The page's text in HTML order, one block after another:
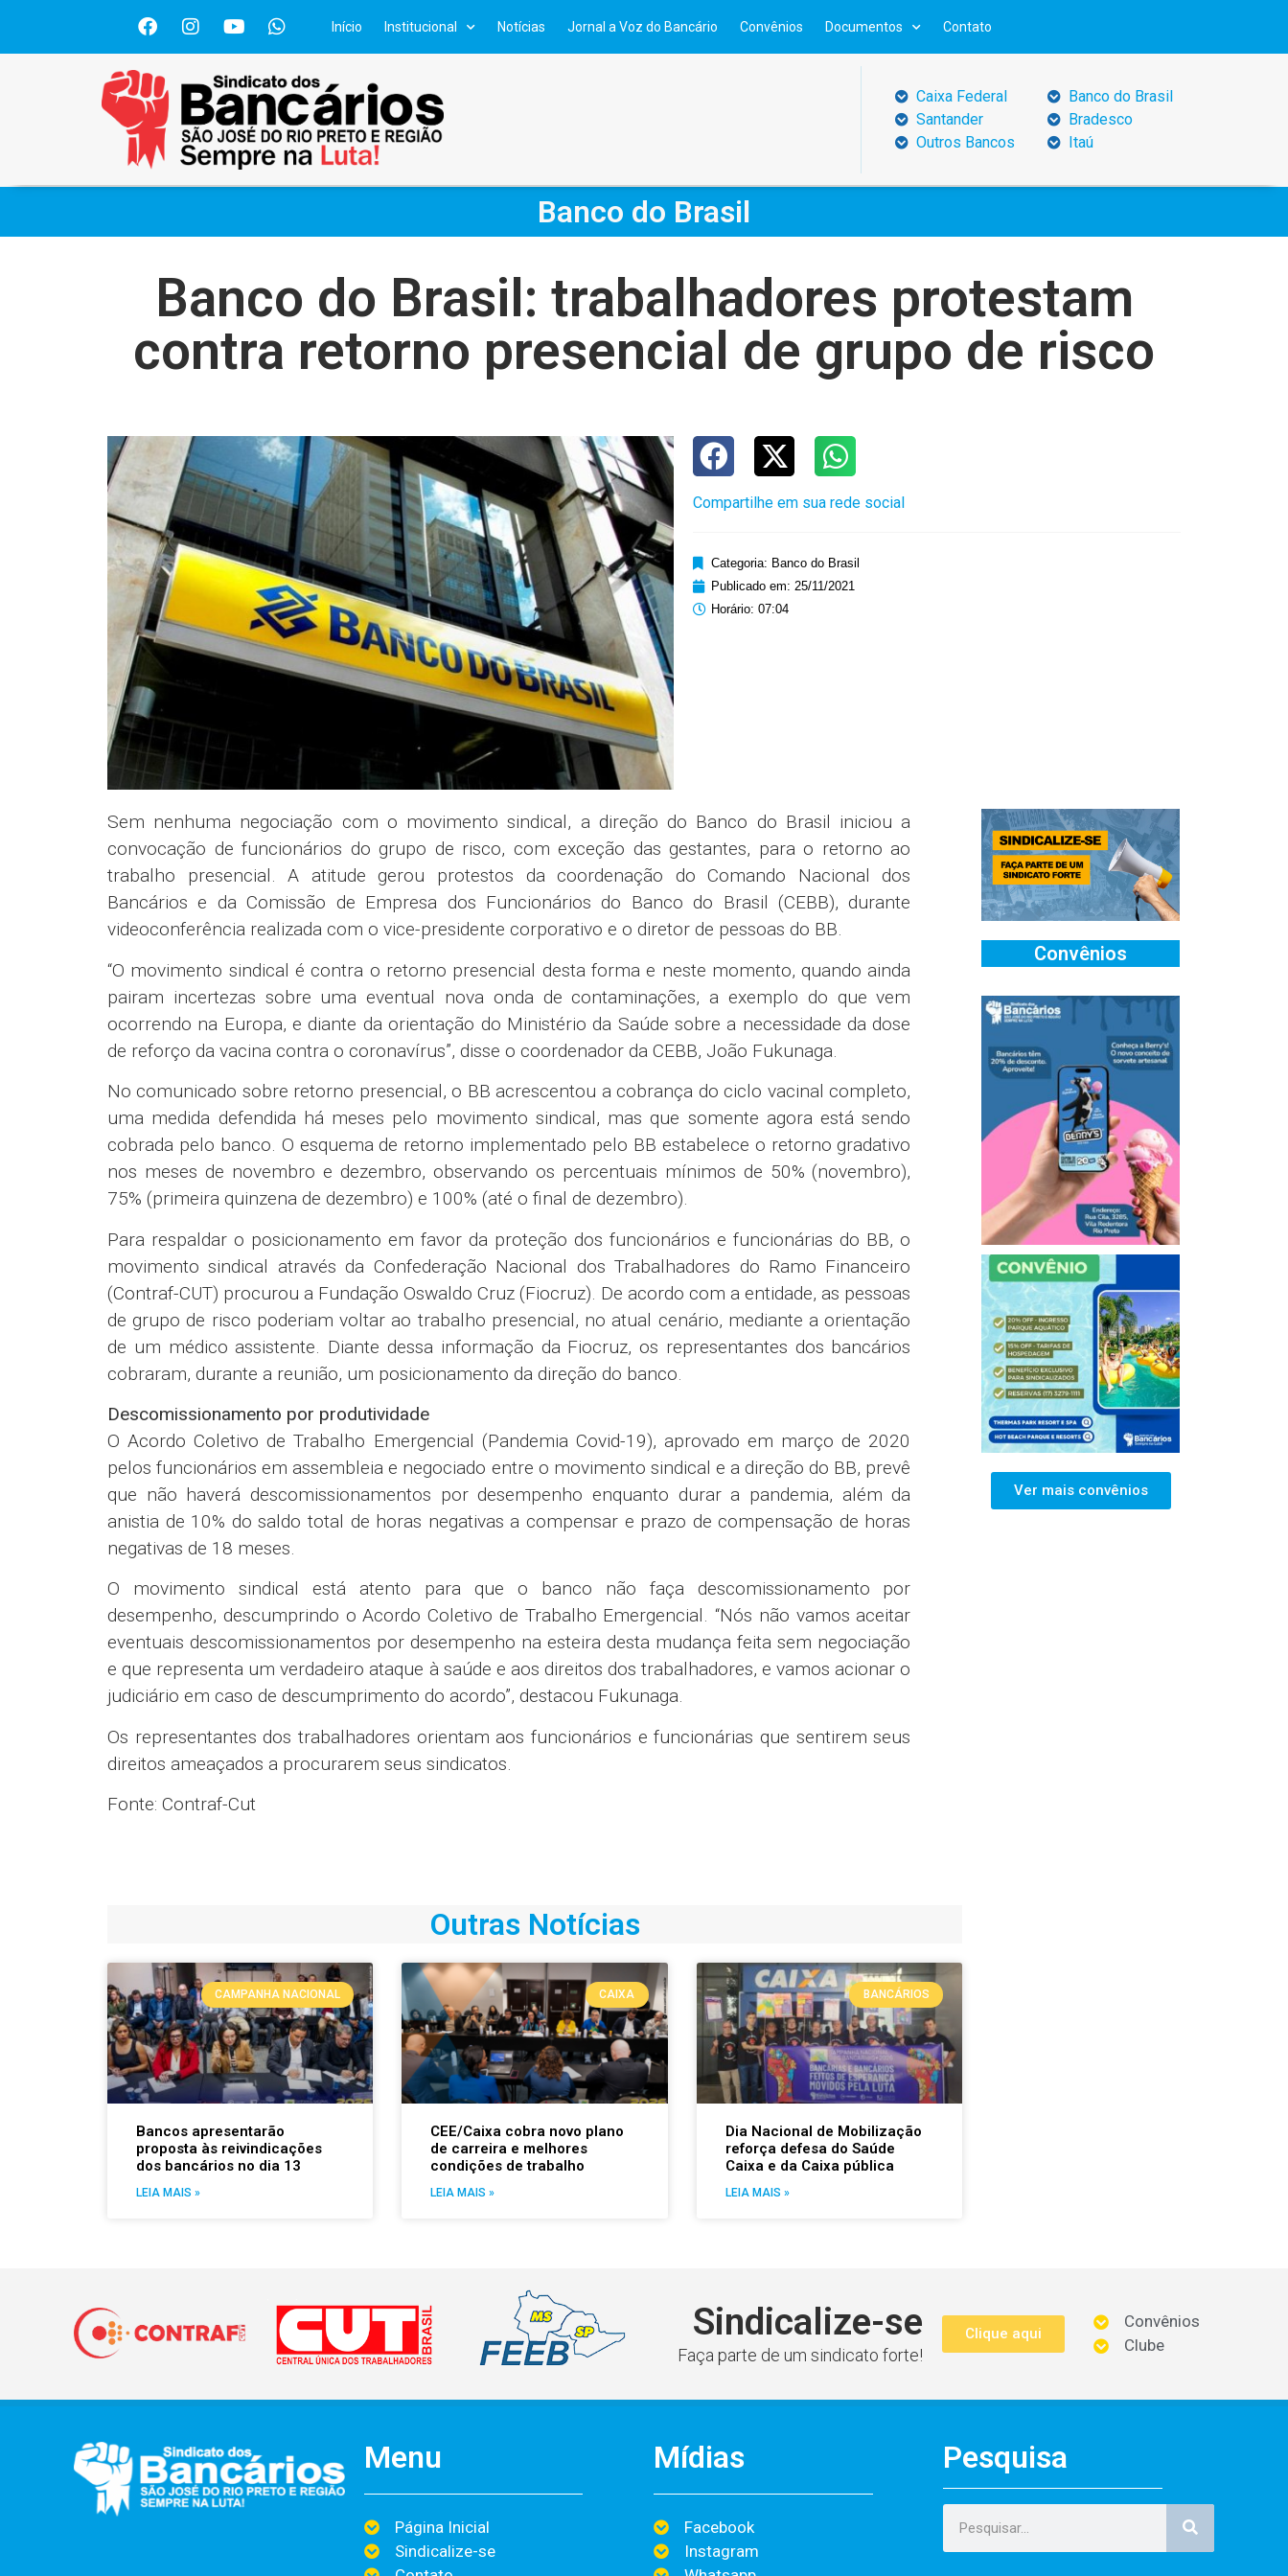
Início Institucional Notícias Jornal a Voz do Bancário Convênios Documentos Contato
Caixa Federal
Santander
Outros Bancos
Banco do Brasil
Bradesco
Itaú
Banco do Brasil
Banco do Brasil: trabalhadores protestam
contra retorno presencial de grupo de risco
Compartilhe em sua rede social
Categoria: Banco do Brasil
Publicado em: 25/11/2021
Horário: 07:04
Sem nenhuma negociação com o movimento sindical, a direção do Banco do Brasil iniciou a
convocação de funcionários do grupo de risco, com exceção das gestantes, para o retorno ao
trabalho presencial. A atitude gerou protestos da coordenação do Comando Nacional dos
Bancários e da Comissão de Empresa dos Funcionários do Banco do Brasil (CEBB), durante
videoconferência realizada com o vice-presidente corporativo e o diretor de pessoas do BB.
“O movimento sindical é contra o retorno presencial desta forma e neste momento, quando ainda
pairam incertezas sobre uma eventual nova onda de contaminações, a exemplo do que vem
ocorrendo na Europa, e diante da orientação do Ministério da Saúde sobre a necessidade da dose
de reforço da vacina contra o coronavírus”, disse o coordenador da CEBB, João Fukunaga.
No comunicado sobre retorno presencial, o BB acrescentou a cobrança do ciclo vacinal completo,
uma medida defendida há meses pelo movimento sindical, mas que somente agora está sendo
cobrada pelo banco. O esquema de retorno implementado pelo BB estabelece o retorno gradativo
nos meses de novembro e dezembro, observando os percentuais mínimos de 50% (novembro),
75% (primeira quinzena de dezembro) e 100% (até o final de dezembro).
Para respaldar o posicionamento em favor da proteção dos funcionários e funcionárias do BB, o
movimento sindical através da Confederação Nacional dos Trabalhadores do Ramo Financeiro
(Contraf-CUT) procurou a Fundação Oswaldo Cruz (Fiocruz). De acordo com a entidade, as pessoas
de grupo de risco poderiam voltar ao trabalho presencial, no atual cenário, mediante a orientação
de um médico assistente. Diante dessa informação da Fiocruz, os representantes dos bancários
cobraram, durante a reunião, um posicionamento da direção do banco.
Descomissionamento por produtividade
O Acordo Coletivo de Trabalho Emergencial (Pandemia Covid-19), aprovado em março de 2020
pelos funcionários em assembleia e negociado entre o movimento sindical e a direção do BB, prevê
que não haverá descomissionamentos por desempenho enquanto durar a pandemia, além da
anistia de 10% do saldo total de horas negativas a compensar e prazo de compensação de horas
negativas de 18 meses.
O movimento sindical está atento para que o banco não faça descomissionamento por
desempenho, descumprindo o Acordo Coletivo de Trabalho Emergencial. “Nós não vamos aceitar
eventuais descomissionamentos por desempenho na esteira desta mudança feita sem negociação
e que representa um verdadeiro ataque à saúde e aos direitos dos trabalhadores, e vamos acionar o
judiciário em caso de descumprimento do acordo”, destacou Fukunaga.
Os representantes dos trabalhadores orientam aos funcionários e funcionárias que sentirem seus
direitos ameaçados a procurarem seus sindicatos.
Fonte: Contraf-Cut
Outras Notícias
CAMPANHA NACIONAL
Bancos apresentarão
proposta às reivindicações
dos bancários no dia 13
LEIA MAIS »
CAIXA
CEE/Caixa cobra novo plano
de carreira e melhores
condições de trabalho
LEIA MAIS »
BANCÁRIOS
Dia Nacional de Mobilização
reforça defesa do Saúde
Caixa e da Caixa pública
LEIA MAIS »
Convênios
Ver mais convênios
Sindicalize-se
Faça parte de um sindicato forte!
Clique aqui
Convênios
Clube
Menu
Página Inicial
Sindicalize-se
Mídias
Facebook
Instagram
Pesquisa